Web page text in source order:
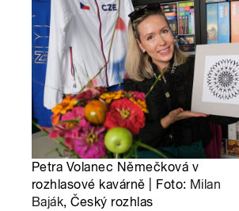
Petra Volanec Němečková v
rozhlasové kavárně | Foto: Milan
Baják, Český rozhlas